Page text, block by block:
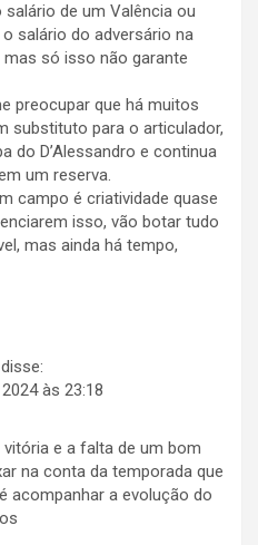
de um Valência ou
salário do adversário na
só isso não garante
preocupar que há muitos
substituto para o articulador,
do D’Alessandro e continua
um reserva.
campo é criatividade quase
isso, vão botar tudo
mas ainda há tempo,
disse:
às 23:18
e a falta de um bom
na conta da temporada que
acompanhar a evolução do